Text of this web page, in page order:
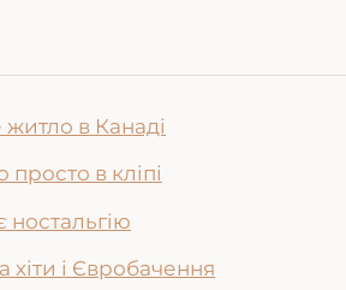
в Канаді
в кліпі
ностальгію
і Євробачення